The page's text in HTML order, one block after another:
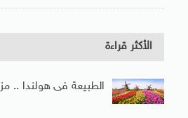
الأكثر قراءة
الطبيعة فى هولندا ..